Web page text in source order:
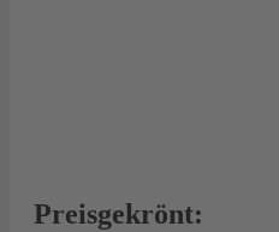
Preisgekrönt: